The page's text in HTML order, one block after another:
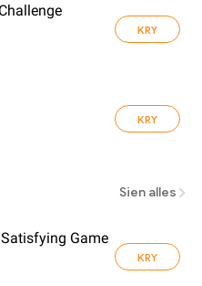
KRY
KRY
Sien alles
Game
KRY